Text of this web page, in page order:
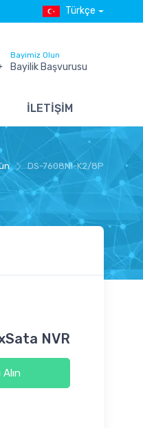
Türkçe
Bayimiz Olun
Bayilik Başvurusu
İLETİŞİM
DS-7608NI-K2/8P
NVR